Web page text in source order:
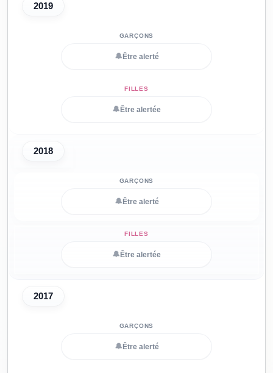
2019
🔔 Être alerté
🔔 Être alertée
2018
🔔 Être alerté
🔔 Être alertée
2017
🔔 Être alerté